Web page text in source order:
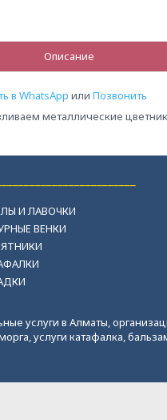
Описание
в WhatsApp или Позвонить
металлические
И ЛАВОЧКИ
ВЕНКИ
услуги в Алматы,
услуги катафалка,